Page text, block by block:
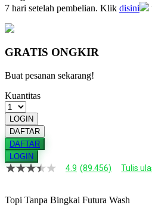
7 hari setelah pembelian. Klik disini
GRATIS ONGKIR
Buat pesanan sekarang!
Kuantitas
LOGIN
DAFTAR
DAFTAR
LOGIN
4.9
bintang,
4.9 (89.456) Tulis
Topi Tanpa Bingkai Futura Wash